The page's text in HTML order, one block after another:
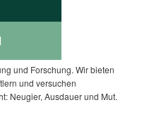
und Forschung. Wir bieten
und versuchen
Neugier, Ausdauer und Mut.